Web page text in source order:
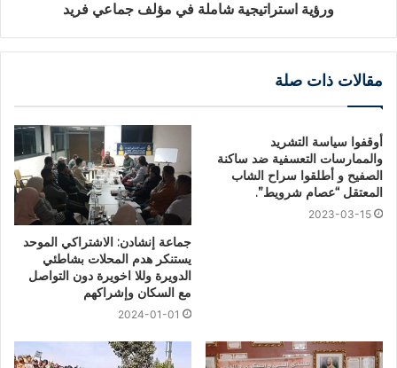
ورؤية استراتيجية شاملة في مؤلف جماعي فريد
مقالات ذات صلة
أوقفوا سياسة التشريد
والممارسات التعسفية ضد ساكنة
الصفيح و أطلقوا سراح الشاب
المعتقل “عصام شرويط”.
2023-03-15
جماعة إنشادن: الاشتراكي الموحد
يستنكر هدم المحلات بشاطئي
الدويرة وللا اخويرة دون التواصل
مع السكان وإشراكهم
2024-01-01